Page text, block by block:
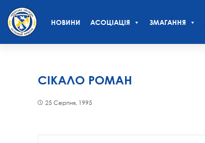
НОВИНИ АСОЦІАЦІЯ ЗМАГАННЯ
СІКАЛО РОМАН
25 Серпня, 1995